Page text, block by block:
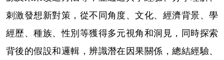
刺激發想新對策，從不同角度、文化、經濟背景、學
經歷、種族、性別等獲得多元視角和洞見，同時探索
背後的假設和邏輯，辨識潛在因果關係，總結經驗、